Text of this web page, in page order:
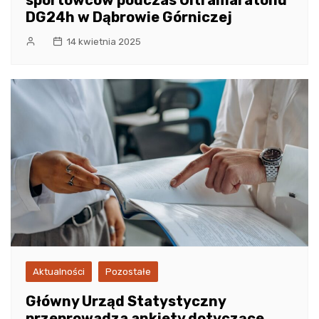
DG24h w Dąbrowie Górniczej
14 kwietnia 2025
Aktualności Pozostałe
Główny Urząd Statystyczny